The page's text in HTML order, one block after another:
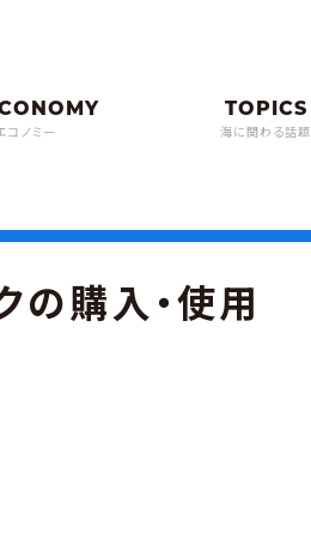
コノミー 海に関わる話題
の購入・使用